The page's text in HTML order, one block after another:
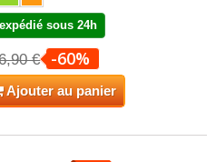
sous 24h
€ -60%
Ajouter au panier